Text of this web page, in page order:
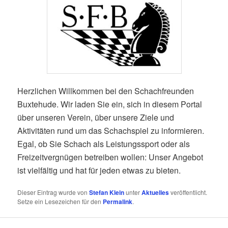
Herzlichen Willkommen bei den Schachfreunden
Buxtehude. Wir laden Sie ein, sich in diesem Portal
über unseren Verein, über unsere Ziele und
Aktivitäten rund um das Schachspiel zu informieren.
Egal, ob Sie Schach als Leistungssport oder als
Freizeitvergnügen betreiben wollen: Unser Angebot
ist vielfältig und hat für jeden etwas zu bieten.
Dieser Eintrag wurde vonStefan KleinunterAktuellesveröffentlicht.
Setze ein Lesezeichen für den Permalink.